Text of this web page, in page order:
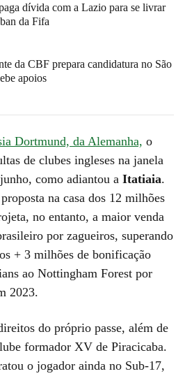
dívida com a Lazio para se livrar
da Fifa
da CBF prepara candidatura no São
apoios
Dortmund, da Alemanha, o
de clubes ingleses na janela
como adiantou a Itatiaia.
na casa dos 12 milhões
no entanto, a maior venda
por zagueiros, superando
+ 3 milhões de bonificação
ao Nottingham Forest por
2023.
do próprio passe, além de
formador XV de Piracicaba.
o jogador ainda no Sub-17,